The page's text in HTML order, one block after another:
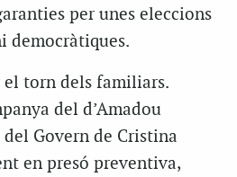
per unes eleccions
democràtiques.
torn dels familiars.
del d’Amadou
Govern de Cristina
en presó preventiva,